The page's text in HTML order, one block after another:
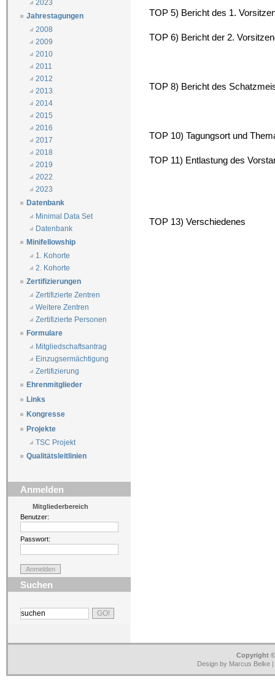
2023
Jahrestagungen
2008
2009
2010
2011
2012
2013
2014
2015
2016
2017
2018
2019
2022
2023
Datenbank
Minimal Data Set
Datenbank
Minifellowship
1. Kohorte
2. Kohorte
Zertifizierungen
Zertifizierte Zentren
Weitere Zentren
Zertifizierte Personen
Formulare
Mitgliedschaftsantrag
Einzugsermächtigung
Zertifizierung
Ehrenmitglieder
Links
Kongresse
Projekte
TSC Projekt
Qualitätsleitlinien
Anmelden
Mitgliederbereich
Benutzer:
Passwort:
Suchen
TOP 5) Bericht des 1.
TOP 6) Bericht der 2.
TOP 8) Bericht des
TOP 10) Tagungsort und
TOP 11) Entlastung des
TOP 13) Verschiedenes
Copyright
Design by Marcus Belke